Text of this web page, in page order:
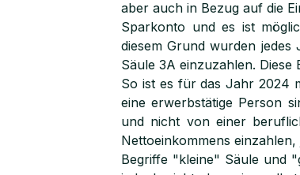
aber auch in Bezug auf die
Sparkonto und es ist
diesem Grund wurden
Säule 3A einzuzahlen.
So ist es für das Jahr 2024
eine erwerbstätige Person
und nicht von einer
Nettoeinkommens
Begriffe "kleine" Säule und